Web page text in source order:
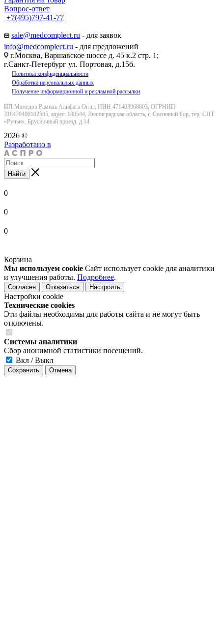
Вопрос-ответ
+7(495)797-41-77
sale@medcomplect.ru - для заявок
info@medcomplect.ru - для предложений
г.Москва, Варшавское шоссе д. 45 к.2 стр. 1;
г.Санкт-Петербург ул. Портовая, д.15б.
Политика конфиденциальности
Обработка персональных данных
Получение информационной и рекламной рассылки
ИП Мамедов Рамиль Алифага Оглы, ИНН 471403968803, ОГРНИП
318470400102585, адрес: 188544, Ленинградская область, г. Сосновый Бор, тер. СНТ
«Ручьи», Брусничный проезд, д.14.
2026 ©
Разработано в
Найти
0
0
0
Корзина
Мы используем cookie Сайт использует cookie для аналитики
и улучшения работы. Подробнее.
Согласен Отказаться Настроить
Настройки cookie
Технические cookies
Эти файлы необходимы для работы сайта и не могут быть
отключены.
Системы аналитики
Сбор анонимной статистики посещений.
Вкл / Выкл
Сохранить Отмена